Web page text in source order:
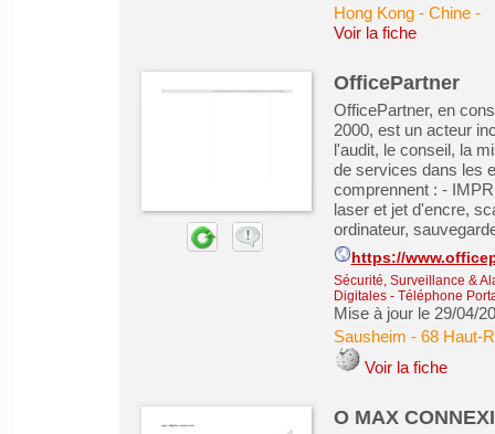
Hong Kong - Chine-
Voir la fiche
OfficePartner
OfficePartner, en
2000, est un acteur
l'audit, le conseil, la
de services dans les
comprennent : -
laser et jet d'encre,
ordinateur,
https://
Sécurité, Surveillance &
Digitales- Téléphone
Mise à jour le 29/04/
Sausheim - 68 Haut-
Voir la fiche
O MAX